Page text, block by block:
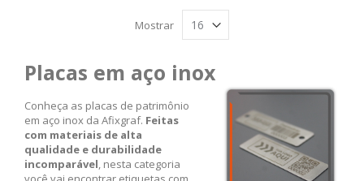
Mostrar
Placas em aço inox
Conheça as placas de patrimônio
em aço inox da Afixgraf. Feitas
com materiais de alta
qualidade e durabilidade
incomparável, nesta categoria